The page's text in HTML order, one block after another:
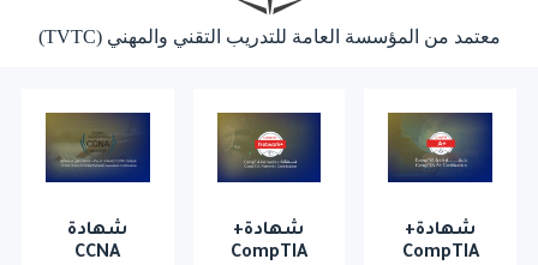
معتمد من المؤسسة العامة للتدريب التقني والمهني (TVTC)
شهادة+
CompTIA
شهادة+
CompTIA
شهادة
CCNA